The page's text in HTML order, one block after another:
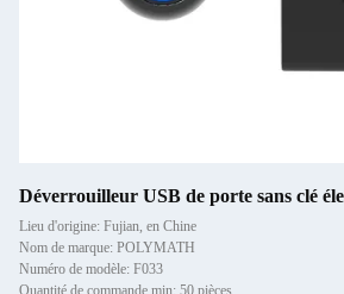
Déverrouilleur USB de porte sans clé
Lieu d'origine: Fujian, en Chine
Nom de marque: POLYMATH
Numéro de modèle: F033
Quantité de commande min: 50 pièces